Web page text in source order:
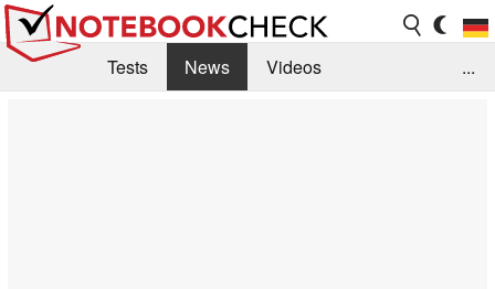
Tests News
Videos
...